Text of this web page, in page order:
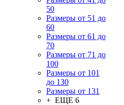
50
Размеры от 51 до
60
Размеры от 61 до
70
Размеры от 71 до
100
Размеры от 101
до 130
Размеры от 131
+ ЕЩЕ 6